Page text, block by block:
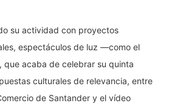
su actividad con proyectos
espectáculos de luz —como el
que acaba de celebrar su quinta
culturales de relevancia, entre
de Santander y el vídeo